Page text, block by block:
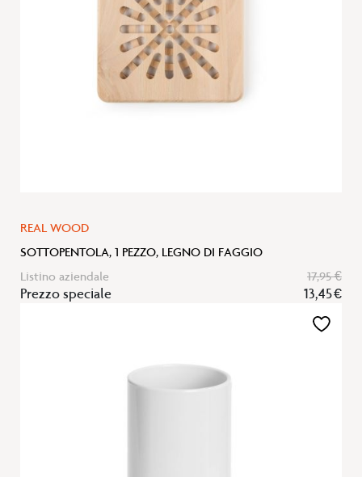
REAL WOOD
SOTTOPENTOLA, 1 PEZZO, LEGNO DI FAGGIO
Listino aziendale
17,95 €
Prezzo speciale 13,45 €
Aggiungi